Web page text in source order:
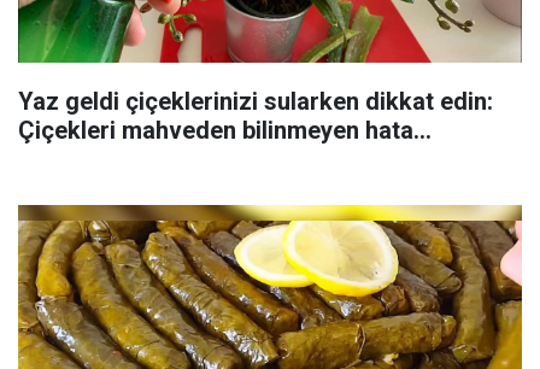
Yaz geldi çiçeklerinizi sularken dikkat edin:
Çiçekleri mahveden bilinmeyen hata...